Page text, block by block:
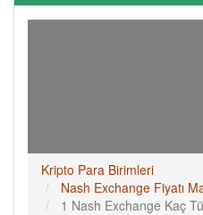
Kripto Para Birimleri
Nash Exchange Fiyatı
1 Nash Exchange Kaç